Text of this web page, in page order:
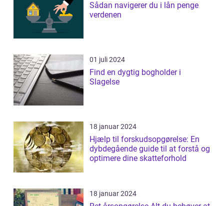
Sådan navigerer du i lån penge
verdenen
01 juli 2024
Find en dygtig bogholder i
Slagelse
18 januar 2024
Hjælp til forskudsopgørelse: En
dybdegående guide til at forstå og
optimere dine skatteforhold
18 januar 2024